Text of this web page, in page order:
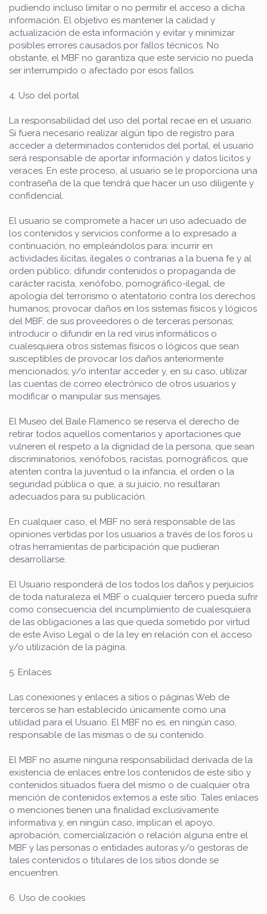
pudiendo incluso limitar o no permitir el acceso a dicha
información. El objetivo es mantener la calidad y
actualización de esta información y evitar y minimizar
posibles errores causados por fallos técnicos. No
obstante, el MBF no garantiza que este servicio no pueda
ser interrumpido o afectado por esos fallos.
4. Uso del portal
La responsabilidad del uso del portal recae en el usuario.
Si fuera necesario realizar algún tipo de registro para
acceder a determinados contenidos del portal, el usuario
será responsable de aportar información y datos lícitos y
veraces. En este proceso, al usuario se le proporciona una
contraseña de la que tendrá que hacer un uso diligente y
confidencial.
El usuario se compromete a hacer un uso adecuado de
los contenidos y servicios conforme a lo expresado a
continuación, no empleándolos para: incurrir en
actividades ilícitas, ilegales o contrarias a la buena fe y al
orden público; difundir contenidos o propaganda de
carácter racista, xenófobo, pornográfico-ilegal, de
apología del terrorismo o atentatorio contra los derechos
humanos; provocar daños en los sistemas físicos y lógicos
del MBF, de sus proveedores o de terceras personas;
introducir o difundir en la red virus informáticos o
cualesquiera otros sistemas físicos o lógicos que sean
susceptibles de provocar los daños anteriormente
mencionados; y/o intentar acceder y, en su caso, utilizar
las cuentas de correo electrónico de otros usuarios y
modificar o manipular sus mensajes.
El Museo del Baile Flamenco se reserva el derecho de
retirar todos aquellos comentarios y aportaciones que
vulneren el respeto a la dignidad de la persona, que sean
discriminatorios, xenófobos, racistas, pornográficos, que
atenten contra la juventud o la infancia, el orden o la
seguridad pública o que, a su juicio, no resultaran
adecuados para su publicación.
En cualquier caso, el MBF no será responsable de las
opiniones vertidas por los usuarios a través de los foros u
otras herramientas de participación que pudieran
desarrollarse.
El Usuario responderá de los todos los daños y perjuicios
de toda naturaleza el MBF o cualquier tercero pueda sufrir
como consecuencia del incumplimiento de cualesquiera
de las obligaciones a las que queda sometido por virtud
de este Aviso Legal o de la ley en relación con el acceso
y/o utilización de la página.
5. Enlaces
Las conexiones y enlaces a sitios o páginas Web de
terceros se han establecido únicamente como una
utilidad para el Usuario. El MBF no es, en ningún caso,
responsable de las mismas o de su contenido.
El MBF no asume ninguna responsabilidad derivada de la
existencia de enlaces entre los contenidos de este sitio y
contenidos situados fuera del mismo o de cualquier otra
mención de contenidos externos a este sitio. Tales enlaces
o menciones tienen una finalidad exclusivamente
informativa y, en ningún caso, implican el apoyo,
aprobación, comercialización o relación alguna entre el
MBF y las personas o entidades autoras y/o gestoras de
tales contenidos o titulares de los sitios donde se
encuentren.
6. Uso de cookies